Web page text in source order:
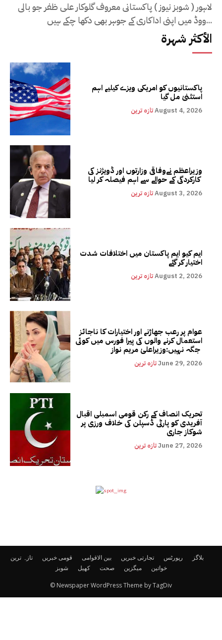
لاہور ( شوبز نیوز ) پاکستانی معروف گلوکار علی ظفر جو بالی
ووڈ میں اپنی اداکاری کے جوہر بھی دکھا چکے ہیں...
الأكثر شهرة
پاکستانیوں کو امریکی ویزے کیلیے اہم
استثنیٰ مل گیا
تازہ ترینAugust 4, 2026
وزیراعظم نےوفاقی وزارتوں اور ڈویژنز کی
کارکردگی کے حوالے سے اہم فیصلہ کر لیا
تازہ ترینAugust 3, 2026
ایم کیو ایم پاکستان میں اختلافات شدت
اختیار کر گئے
تازہ ترینAugust 2, 2026
عوام پر رعب جھاڑنے اور اختیارات کا ناجائز
استعمال کرنے والوں کی پیرا فورس میں کوئی
تازہ ترینJune 29, 2026
تحریک انصاف کے رکن قومی اسمبلی اقبال
آفریدی کو پارٹی ڈسپلن کی خلاف ورزی پر
شوکاز جاری
تازہ ترینJune 27, 2026
تازہ ترین قومی خبریں بین الاقوامی تجارتی خبریں رپورٹس
بلاگز
شوبز
کھیل صحت میگزین خواتین
© Newspaper WordPress Theme by TagDiv